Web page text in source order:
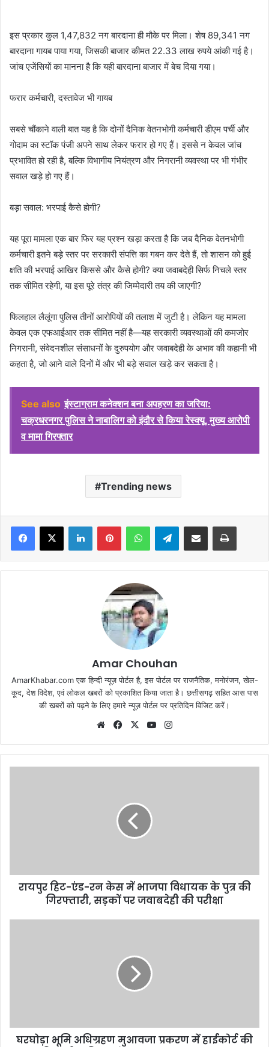
इस प्रकार कुल 1,47,832 नग बारदाना ही मौके पर मिला। शेष 89,341 नग
बारदाना गायब पाया गया, जिसकी बाजार कीमत 22.33 लाख रुपये आंकी गई है।
जांच एजेंसियों का मानना है कि यही बारदाना बाजार में बेच दिया गया।
फरार कर्मचारी, दस्तावेज भी गायब
सबसे चौंकाने वाली बात यह है कि दोनों दैनिक वेतनभोगी कर्मचारी डीएम पर्ची और
गोदाम का स्टॉक पंजी अपने साथ लेकर फरार हो गए हैं। इससे न केवल जांच
प्रभावित हो रही है, बल्कि विभागीय नियंत्रण और निगरानी व्यवस्था पर भी गंभीर
सवाल खड़े हो गए हैं।
बड़ा सवाल: भरपाई कैसे होगी?
यह पूरा मामला एक बार फिर यह प्रश्न खड़ा करता है कि जब दैनिक वेतनभोगी
कर्मचारी इतने बड़े स्तर पर सरकारी संपत्ति का गबन कर देते हैं, तो शासन को हुई
क्षति की भरपाई आखिर किससे और कैसे होगी? क्या जवाबदेही सिर्फ निचले स्तर
तक सीमित रहेगी, या इस पूरे तंत्र की जिम्मेदारी तय की जाएगी?
फिलहाल लैलूंगा पुलिस तीनों आरोपियों की तलाश में जुटी है। लेकिन यह मामला
केवल एक एफआईआर तक सीमित नहीं है—यह सरकारी व्यवस्थाओं की कमजोर
निगरानी, संवेदनशील संसाधनों के दुरुपयोग और जवाबदेही के अभाव की कहानी भी
कहता है, जो आने वाले दिनों में और भी बड़े सवाल खड़े कर सकता है।
See also इंस्टाग्राम कनेक्शन बना अपहरण का जरिया:
चक्रधरनगर पुलिस ने नाबालिग को इंदौर से किया रेस्क्यू, मुख्य आरोपी
व मामा गिरफ्तार
Trending news
Facebook
X LinkedInPinterestWhatsAppTelegramShare via Email Print
Amar Chouhan
AmarKhabar.com एक हिन्दी न्यूज़ पोर्टल है, इस पोर्टल पर राजनैतिक, मनोरंजन, खेल-
कूद, देश विदेश, एवं लोकल खबरों को प्रकाशित किया जाता है। छत्तीसगढ़ सहित आस पास
की खबरों को पढ़ने के लिए हमारे न्यूज़ पोर्टल पर प्रतिदिन विजिट करें।
WebsiteFacebook
X YouTube
रायपुर हिट-एंड-रन केस में भाजपा विधायक के पुत्र की
गिरफ्तारी, सड़कों पर जवाबदेही की परीक्षा
घरघोड़ा भूमि अधिग्रहण मुआवजा प्रकरण में हाईकोर्ट की